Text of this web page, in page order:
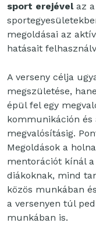
sport erejévelaz a
megoldásai az
hatásait
A verseny célja
megszületése,
épül fel egy
kommunikáción és
megvalósításig.
Megoldások a
mentorációt kínál
diákoknak, mind
közös munkában
a versenyen túl
munkában is.